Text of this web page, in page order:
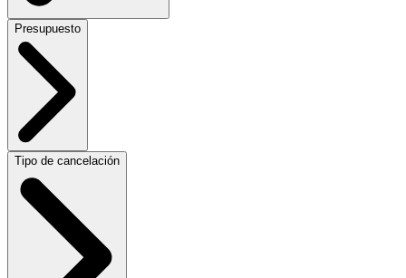
Presupuesto
Tipo de cancelación